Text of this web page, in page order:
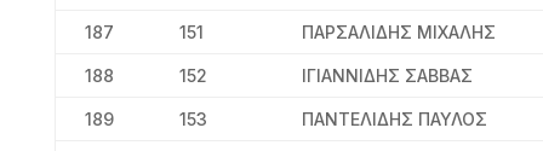
187 151 ΠΑΡΣΑΛΙΔΗΣ ΜΙΧΑΛΗΣ
188 152 ΙΓΙΑΝΝΙΔΗΣ ΣΑΒΒΑΣ
189 153 ΠΑΝΤΕΛΙΔΗΣ ΠΑΥΛΟΣ